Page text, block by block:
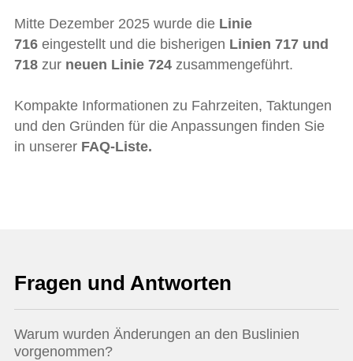
Mitte Dezember 2025 wurde die Linie
716eingestellt und die bisherigen Linien 717 und
718zur neuen Linie 724zusammengeführt.
Kompakte Informationen zu Fahrzeiten, Taktungen
und den Gründen für die Anpassungen finden Sie
in unserer FAQ-Liste.
Fragen und Antworten
Warum wurden Änderungen an den Buslinien
vorgenommen?